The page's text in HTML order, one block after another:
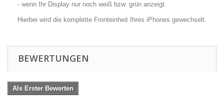
- wenn Ihr Display nur noch weiß bzw. grün anzeigt.
Hierbei wird die komplette Fronteinheit Ihres iPhones gewechselt.
BEWERTUNGEN
Als Erster Bewerten